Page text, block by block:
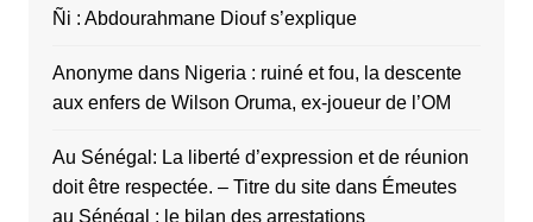
Ñi : Abdourahmane Diouf s’explique
Anonymedans Nigeria : ruiné et fou, la descente
aux enfers de Wilson Oruma, ex-joueur de l’OM
Au Sénégal: La liberté d’expression et de réunion
doit être respectée. – Titre du sitedans Émeutes
au Sénégal : le bilan des arrestations